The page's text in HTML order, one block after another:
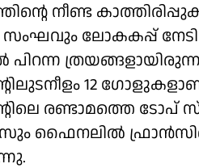
നീണ്ട
സംഘവും ലോകകപ്പ്
12
രണ്ടാമത്തെ ടോപ്
ഫൈനലിൽ